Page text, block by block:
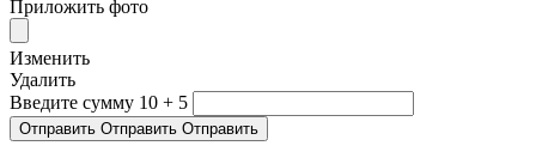
Приложить фото
Изменить
Удалить
Введите сумму 10 + 5
Отправить Отправить Отправить